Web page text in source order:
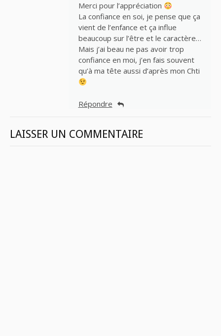
Merci pour l’appréciation
La confiance en soi, je pense que ça
vient de l’enfance et ça influe
beaucoup sur l’être et le caractère…
Mais j’ai beau ne pas avoir trop
confiance en moi, j’en fais souvent
qu’à ma tête aussi d’après mon Chti
Répondre
LAISSER UN COMMENTAIRE